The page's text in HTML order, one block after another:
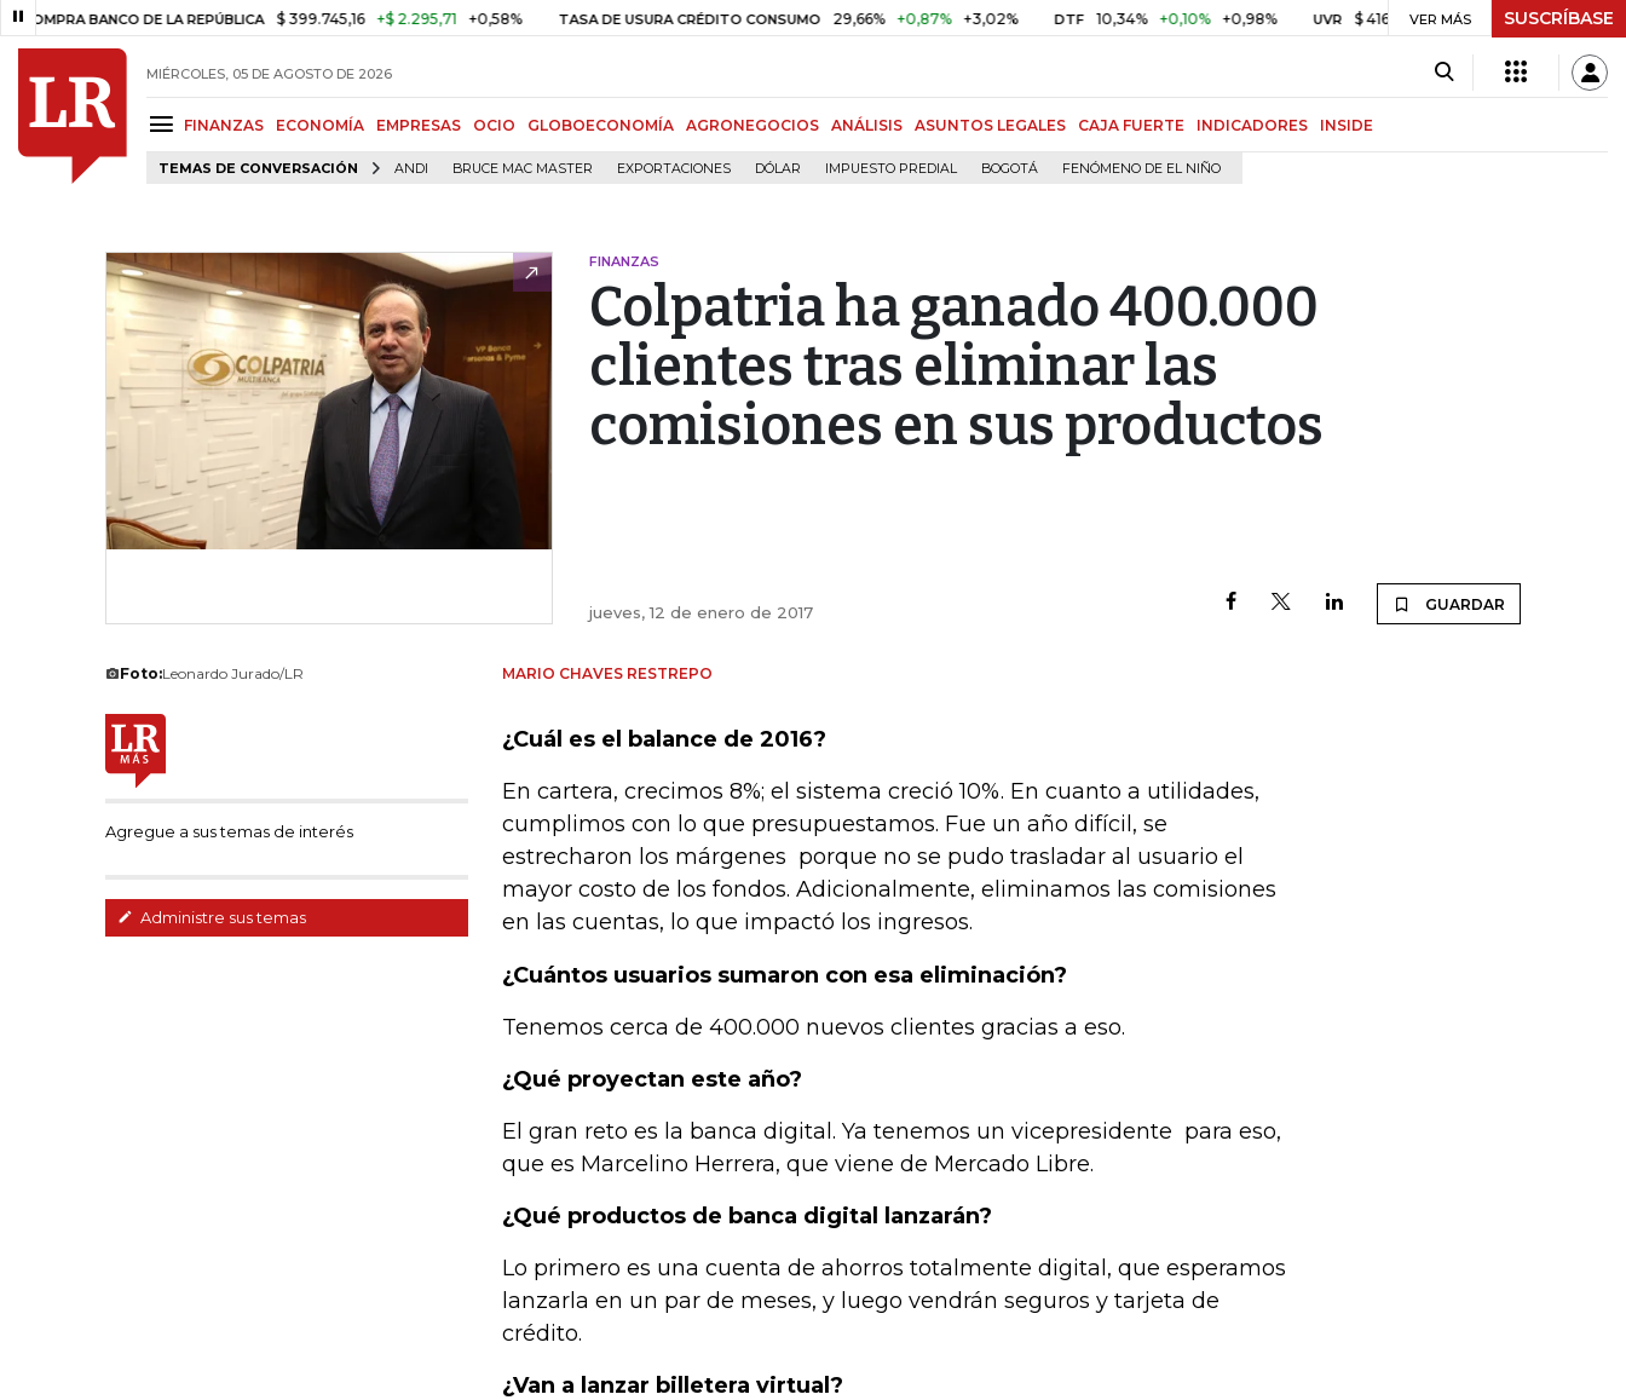
BANCO DE LA REPÚBLICA $ 399.745,16 +$ 2.295,71 +0,58% TASA DE USURA CRÉDITO CONSUMO 29,66% +0,87% +3,02% DTF 10,34% +0,10% +0,98% UVR $ 416,81 +$ 0,05 +0,01% BITCOIN US$
VER MÁS SUSCRÍBASE
MIÉRCOLES, 05 DE AGOSTO DE 2026
FINANZAS ECONOMÍA EMPRESAS OCIO GLOBOECONOMÍA AGRONEGOCIOS ANÁLISIS ASUNTOS LEGALES CAJA FUERTE INDICADORES INSIDE
TEMAS DE CONVERSACIÓN ANDI BRUCE MAC MASTER EXPORTACIONES DÓLAR IMPUESTO PREDIAL BOGOTÁ FENÓMENO DE EL NIÑO
FINANZAS
Colpatria ha ganado 400.000
clientes tras eliminar las
comisiones en sus productos
jueves, 12 de enero de 2017 GUARDAR
Foto:Leonardo Jurado/LR
Agregue a sus temas de interés
Administre sus temas
MARIO CHAVES RESTREPO
¿Cuál es el balance de 2016?
En cartera, crecimos 8%; el sistema creció 10%. En cuanto a utilidades,
cumplimos con lo que presupuestamos. Fue un año difícil, se
estrecharon los márgenes porque no se pudo trasladar al usuario el
mayor costo de los fondos. Adicionalmente, eliminamos las comisiones
en las cuentas, lo que impactó los ingresos.
¿Cuántos usuarios sumaron con esa eliminación?
Tenemos cerca de 400.000 nuevos clientes gracias a eso.
¿Qué proyectan este año?
El gran reto es la banca digital. Ya tenemos un vicepresidente para eso,
que es Marcelino Herrera, que viene de Mercado Libre.
¿Qué productos de banca digital lanzarán?
Lo primero es una cuenta de ahorros totalmente digital, que esperamos
lanzarla en un par de meses, y luego vendrán seguros y tarjeta de
crédito.
¿Van a lanzar billetera virtual?